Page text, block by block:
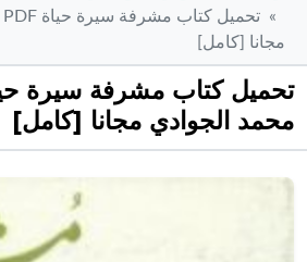
مجانا [كامل]
محمد الجوادي مجانا [كامل]